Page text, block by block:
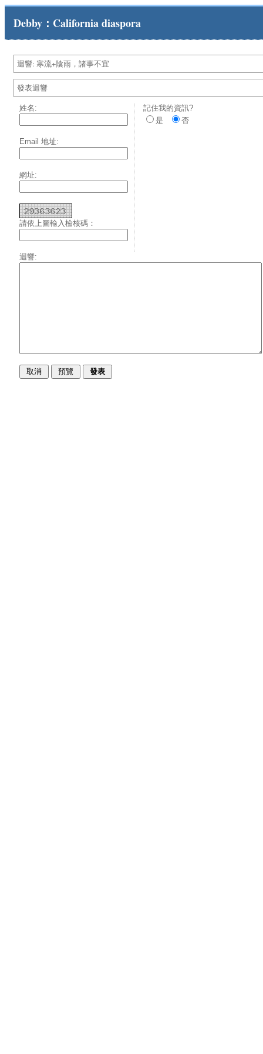
Debby：California diaspora
迴響: 寒流+陰雨，諸事不宜
發表迴響
姓名:
Email 地址:
網址:
請依上圖輸入檢核碼：
記住我的資訊?
是
否
迴響: